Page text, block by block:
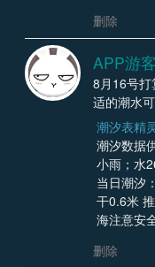
删除
APP游客
8月16号打
适的潮水
潮汐表精
潮汐数据
小雨；水
当日潮汐
干0.6米
海注意安
删除